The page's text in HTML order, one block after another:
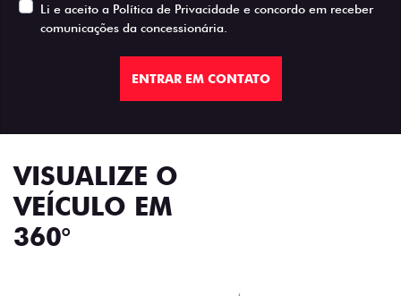
Li e aceito a Política de Privacidade e concordo em receber
comunicações da concessionária.
ENTRAR EM CONTATO
VISUALIZE O
VEÍCULO EM
360°